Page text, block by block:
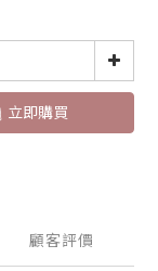
立即購買
顧客評價